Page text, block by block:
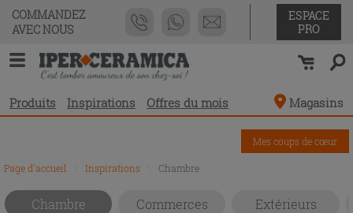
COMMANDEZ
AVEC NOUS
ESPACE
PRO
Produits Inspirations Offres du mois Magasins
Page d'accueil Inspirations Chambre
Mes coups de cœur
Chambre Commerces Extérieurs